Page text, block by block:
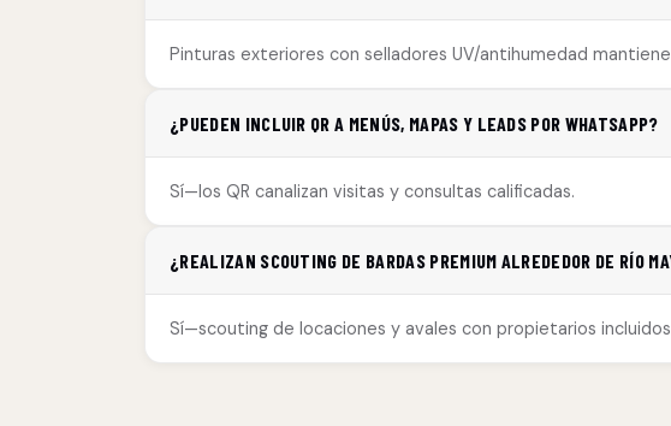
Pinturas exteriores con selladores UV/antihumedad
¿PUEDEN INCLUIR QR A MENÚS, MAPAS Y LEADS POR WHATSAPP?
Sí—los QR canalizan visitas y consultas calificadas.
¿REALIZAN SCOUTING DE BARDAS PREMIUM ALREDEDOR DE RÍO
Sí—scouting de locaciones y avales con propietarios